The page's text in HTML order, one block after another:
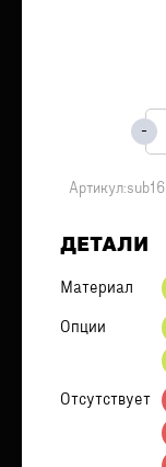
Артикул:sub16
ДЕТАЛИ
Материал
Опции
Отсутствует